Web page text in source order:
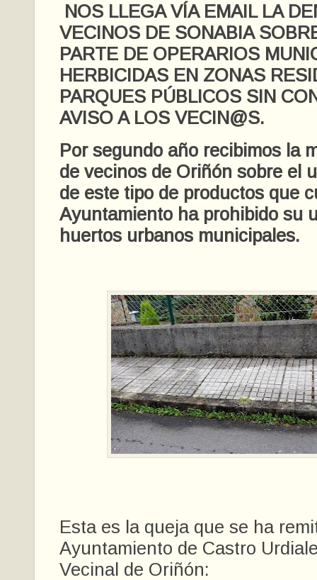
NOS LLEGA VÍA EMAIL LA
VECINOS DE SONABIA
PARTE DE OPERARIOS
HERBICIDAS EN ZONAS
PARQUES PÚBLICOS SIN
AVISO A LOS VECIN@S.
Por segundo año recibimos la
de vecinos de Oriñón sobre el
de este tipo de productos que
Ayuntamiento ha prohibido su
huertos urbanos municipales.
Esta es la queja que se ha
Ayuntamiento de Castro
Vecinal de Oriñón: